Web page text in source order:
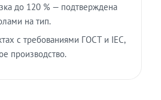
до 120 % — подтверждена
на тип.
с требованиями ГОСТ и IEC,
производство.